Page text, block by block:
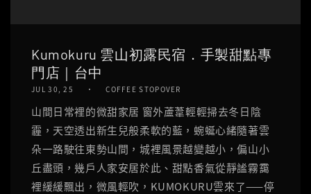
Kumokuru 雲山初露民宿．手製甜點專
門店｜台中
JUL 30, 25 COFFEE STOPOVER
山間日常裡的微甜家居 窗外蘆葦輕輕掃去冬日陰
霾，天空透出新生兒般柔軟的藍，蜿蜒心緒隨著雲
朵一路駛往東勢山間，城裡風景越變越小，偏山小
丘盡頭，幾戶人家安居於此、甜點香氣從靜謐霧靄
裡緩緩飄出，微風輕吹，KUMOKURU雲來了——停